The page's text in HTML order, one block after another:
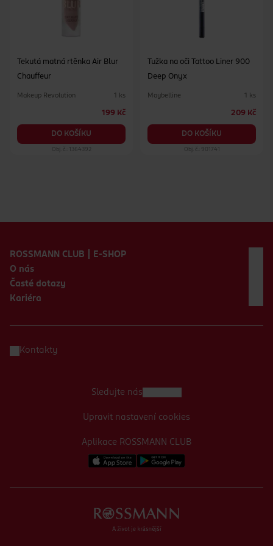
Tekutá matná rtěnka Air Blur
Chauffeur
Makeup Revolution 1 ks
199 Kč
DO KOŠÍKU
Obj. č.: 1364392
Tužka na oči Tattoo Liner 900
Deep Onyx
Maybelline 1 ks
209 Kč
DO KOŠÍKU
Obj. č.: 901741
ROSSMANN CLUB | E-SHOP
O nás
Časté dotazy
Kariéra
Kontakty
Aplikace ROSSMANN CLUB
Sledujte nás
Upravit nastavení cookies